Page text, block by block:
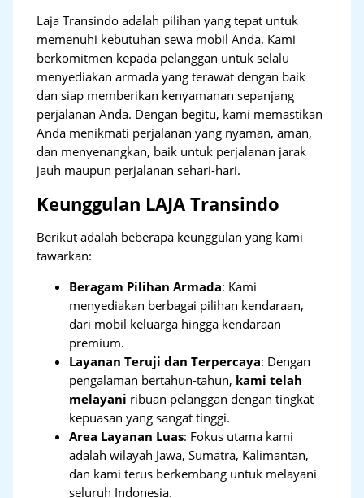
Laja Transindo adalah pilihan yang tepat untuk
memenuhi kebutuhan sewa mobil Anda. Kami
berkomitmen kepada pelanggan untuk selalu
menyediakan armada yang terawat dengan baik
dan siap memberikan kenyamanan sepanjang
perjalanan Anda. Dengan begitu, kami memastikan
Anda menikmati perjalanan yang nyaman, aman,
dan menyenangkan, baik untuk perjalanan jarak
jauh maupun perjalanan sehari-hari.
Keunggulan LAJA Transindo
Berikut adalah beberapa keunggulan yang kami
tawarkan:
Beragam Pilihan Armada: Kami
menyediakan berbagai pilihan kendaraan,
dari mobil keluarga hingga kendaraan
premium.
Layanan Teruji dan Terpercaya: Dengan
pengalaman bertahun-tahun, kami telah
melayani ribuan pelanggan dengan tingkat
kepuasan yang sangat tinggi.
Area Layanan Luas: Fokus utama kami
adalah wilayah Jawa, Sumatra, Kalimantan,
dan kami terus berkembang untuk melayani
seluruh Indonesia.